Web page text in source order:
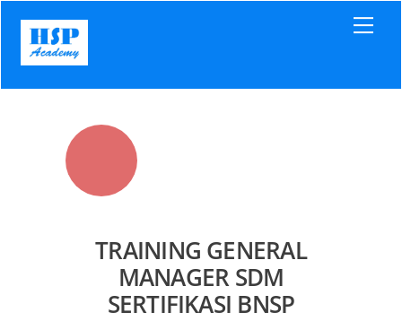
content
TRAINING GENERAL
MANAGER SDM
SERTIFIKASI BNSP